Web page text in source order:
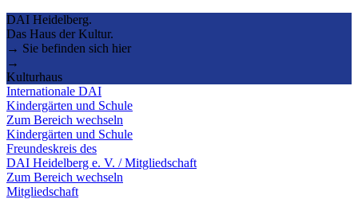
DAI Heidelberg.
Das Haus der Kultur.
→ Sie befinden sich hier
→
Kulturhaus
Internationale DAI
Kindergärten und Schule
Zum Bereich wechseln
Kindergärten und Schule
Freundeskreis des
DAI Heidelberg e. V. / Mitgliedschaft
Zum Bereich wechseln
Mitgliedschaft